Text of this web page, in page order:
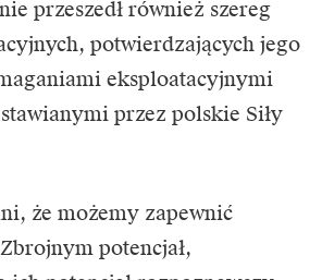
przeszedł również szereg
potwierdzających jego
eksploatacyjnymi
przez polskie Siły
że możemy zapewnić
potencjał,